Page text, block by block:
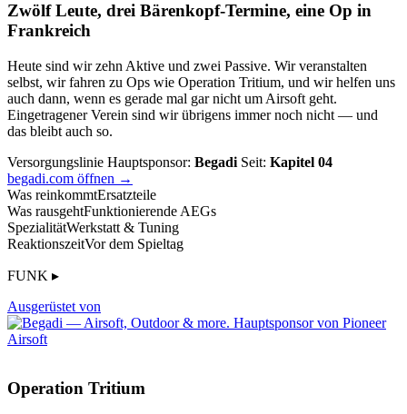
Zwölf Leute, drei Bärenkopf-Termine, eine Op in
Frankreich
Heute sind wir zehn Aktive und zwei Passive. Wir veranstalten
selbst, wir fahren zu Ops wie Operation Tritium, und wir helfen uns
auch dann, wenn es gerade mal gar nicht um Airsoft geht.
Eingetragener Verein sind wir übrigens immer noch nicht — und
das bleibt auch so.
Versorgungslinie Hauptsponsor: Begadi Seit: Kapitel 04
begadi.com öffnen →
Was reinkommtErsatzteile
Was rausgehtFunktionierende AEGs
SpezialitätWerkstatt & Tuning
ReaktionszeitVor dem Spieltag
FUNK ▸
Ausgerüstet von
Operation Tritium